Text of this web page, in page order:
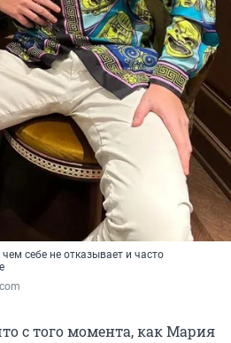
себе не отказывает и часто
с того момента, как Мария